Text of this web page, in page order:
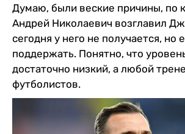
Думаю, были веские причины, по
Андрей Николаевич возглавил
сегодня у него не получается, но
поддержать. Понятно, что
достаточно низкий, а любой
футболистов.